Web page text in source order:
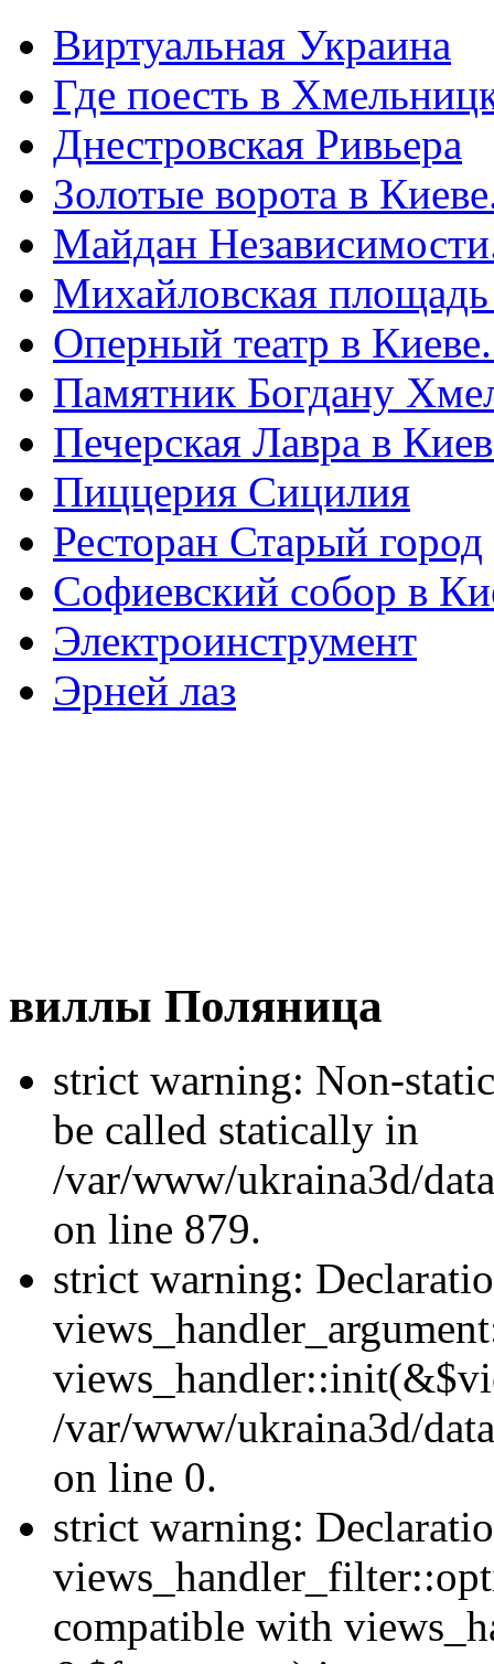
Виртуальная Украина
Где поесть в
Днестровская Ривьера
Золотые ворота в
Майдан
Михайловская
Оперный театр в
Памятник Богдану
Печерская Лавра в
Пиццерия Сицилия
Ресторан Старый город
Софиевский собор в
Электроинструмент
Эрней лаз
виллы Поляница
strict warning: Non-
be called statically in
/var/www/ukraina3d/
on line 879.
strict warning:
/var/www/ukraina3d/
on line 0.
strict warning:
compatible with